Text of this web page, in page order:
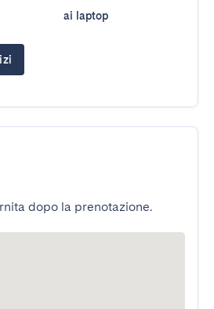
ai laptop
dopo la prenotazione.